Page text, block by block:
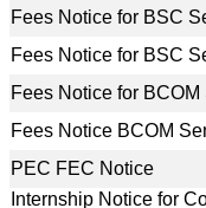
Fees Notice for BSC
Fees Notice for BSC
Fees Notice for BCOM
Fees Notice BCOM
PEC FEC Notice
Internship Notice for